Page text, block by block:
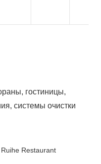
гостиницы,
системы очистки